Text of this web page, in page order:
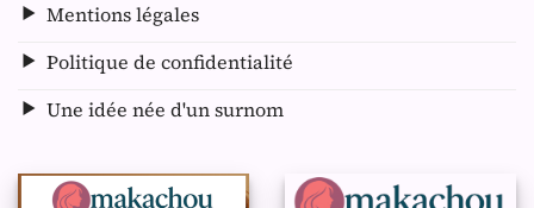
Mentions légales
Politique de confidentialité
Une idée née d'un surnom